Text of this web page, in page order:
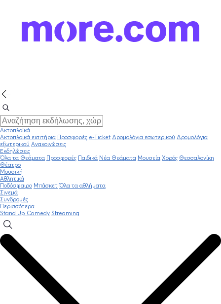
Ακτοπλοϊκά
Ακτοπλοϊκά εισιτήρια Προσφορές e-Ticket Δρομολόγια εσωτερικού Δρομολόγια
εξωτερικού Ανακοινώσεις
Εκδηλώσεις
Όλα τα Θεάματα Προσφορές Παιδικά Νέα Θεάματα Μουσεία Χορός Θεσσαλονίκη
Θέατρο
Μουσική
Αθλητικά
Ποδόσφαιρο Μπάσκετ Όλα τα αθλήματα
Σινεμά
Συνδρομές
Περισσότερα
Stand Up Comedy Streaming